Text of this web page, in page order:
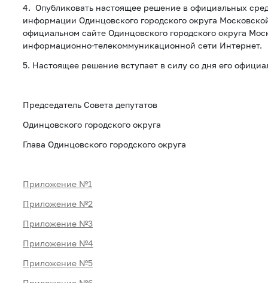
4. Опубликовать настоящее решение в официальных
информации Одинцовского городского округа
официальном сайте Одинцовского городского округа
информационно-телекоммуникационной сети Интернет.
5. Настоящее решение вступает в силу со дня его
Председатель Совета депутатов
Одинцовского городского округа
Глава Одинцовского городского округа
Приложение №1
Приложение №2
Приложение №3
Приложение №4
Приложение №5